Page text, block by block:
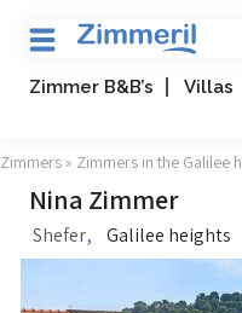
Zimmer B&B’s Villas
Zimmers » Zimmers in the Galilee
Nina Zimmer
Shefer, Galilee heights